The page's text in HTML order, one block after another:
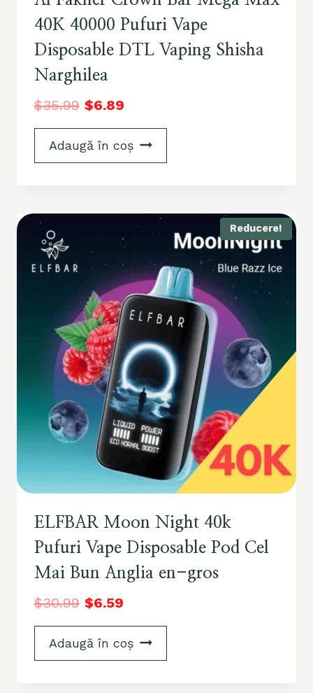
40K 40000 Pufuri Vape
Disposable DTL Vaping Shisha
Narghilea
$35.99 $6.89
Adaugă în coș
Reducere!
ELFBAR Moon Night 40k
Pufuri Vape Disposable Pod Cel
Mai Bun Anglia en-gros
$30.99 $6.59
Adaugă în coș